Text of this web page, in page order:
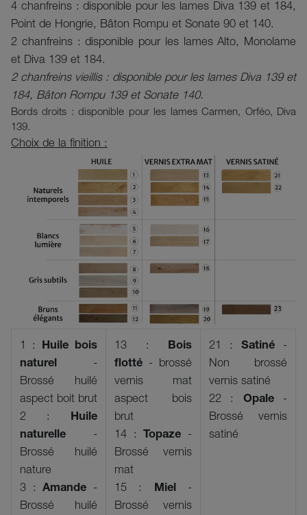
4 chanfreins : disponible pour les lames Diva 139 et 184,
Point de Hongrie, Bâton Rompu et Sonate 90 et 140.
2 chanfreins : disponible pour les lames Alto, Monolame
et Diva 139 et 184.
2 chanfreins vieillis : disponible pour les lames Diva 139 et
184, Bâton Rompu 139 et Sonate 140.
Bords droits : disponible pour les lames Carmen, Orféo, Diva
139.
Choix de la finition :
1 : Huile bois
naturel -
Brossé huilé
aspect boit brut
2 : Huile
naturelle -
Brossé huilé
nature
3 :Amande -
Brossé huilé
13 : Bois
flotté - brossé
vernis mat
aspect bois
brut
14 :
Topaze -
Brossé vernis
mat
15 : Miel-
Brossé vernis
21 : Satiné -
Non brossé
vernis satiné
22 : Opale-
Brossé vernis
satiné